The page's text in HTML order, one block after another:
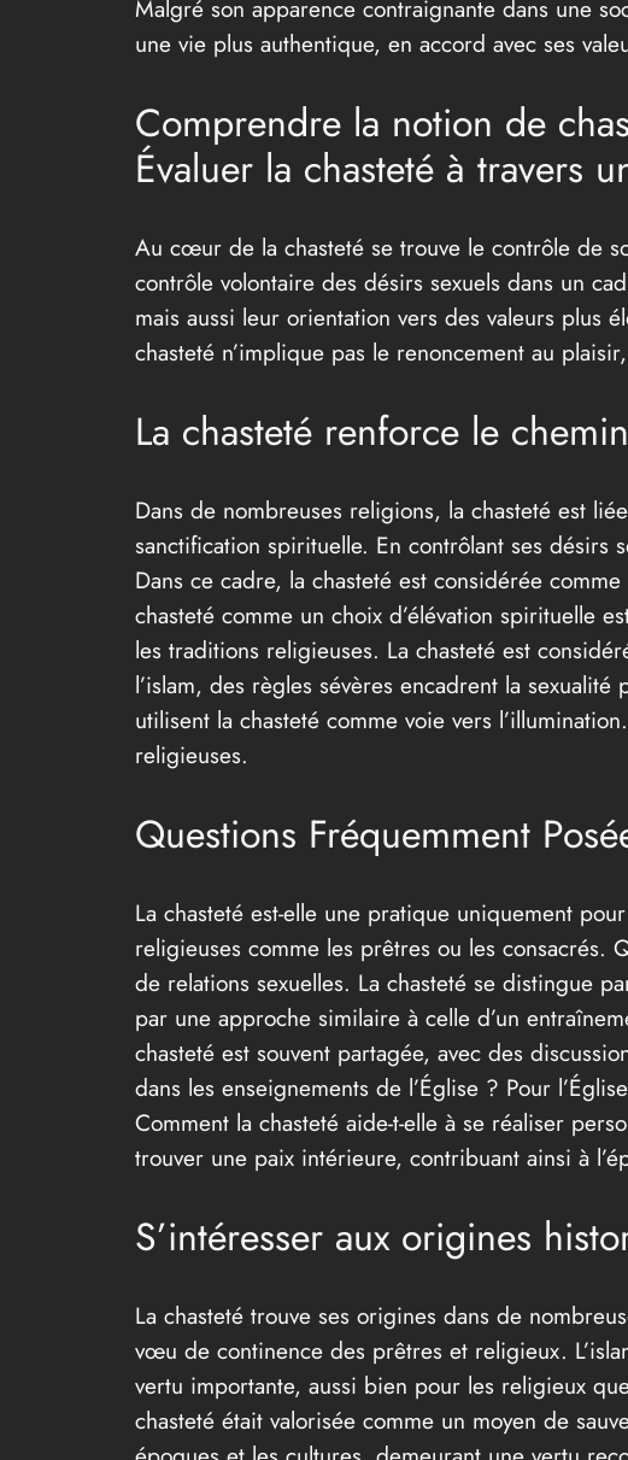
Malgré son apparence contraignante dans une
une vie plus authentique, en accord avec ses
Comprendre la notion de
Évaluer la chasteté à travers
Au cœur de la chasteté se trouve le contrôle de
contrôle volontaire des désirs sexuels dans un
mais aussi leur orientation vers des valeurs plus
chasteté n’implique pas le renoncement au
La chasteté renforce le
Dans de nombreuses religions, la chasteté est
sanctification spirituelle. En contrôlant ses désirs
Dans ce cadre, la chasteté est considérée
chasteté comme un choix d’élévation spirituelle
les traditions religieuses. La chasteté est
l’islam, des règles sévères encadrent la
utilisent la chasteté comme voie vers
religieuses.
Questions Fréquemment
La chasteté est-elle une pratique uniquement
religieuses comme les prêtres ou les consacrés.
de relations sexuelles. La chasteté se distingue
par une approche similaire à celle d’un
chasteté est souvent partagée, avec des
dans les enseignements de l’Église ? Pour
Comment la chasteté aide-t-elle à se réaliser
trouver une paix intérieure, contribuant ainsi à
S’intéresser aux origines
La chasteté trouve ses origines dans de
vœu de continence des prêtres et religieux.
vertu importante, aussi bien pour les religieux
chasteté était valorisée comme un moyen de